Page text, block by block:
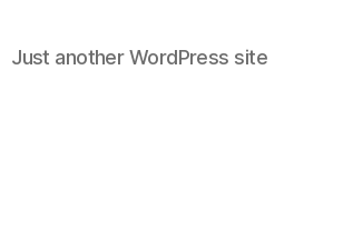
Just another WordPress site